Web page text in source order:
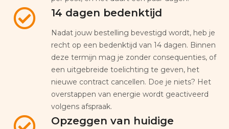
14 dagen bedenktijd
Nadat jouw bestelling bevestigd wordt, heb je
recht op een bedenktijd van 14 dagen. Binnen
deze termijn mag je zonder consequenties, of
een uitgebreide toelichting te geven, het
nieuwe contract cancellen. Doe je niets? Het
overstappen van energie wordt geactiveerd
volgens afspraak.
Opzeggen van huidige